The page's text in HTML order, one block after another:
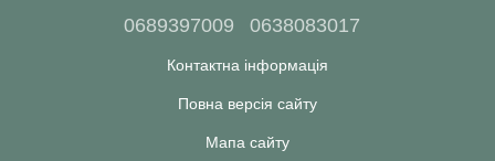
0689397009 0638083017
Контактна інформація
Повна версія сайту
Мапа сайту